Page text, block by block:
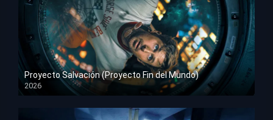
Proyecto Salvación (Proyecto Fin del Mundo)
2026
HD 1080p